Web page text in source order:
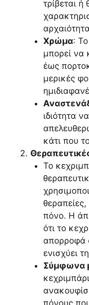
τρίβεται ή
Χρώμα:
μπορεί να
έως
μερικές
ιδιότητα
κάτι που
Το
πόνο. Η
ότι το
απορροφά
ενισχύει
Σύμφωνα